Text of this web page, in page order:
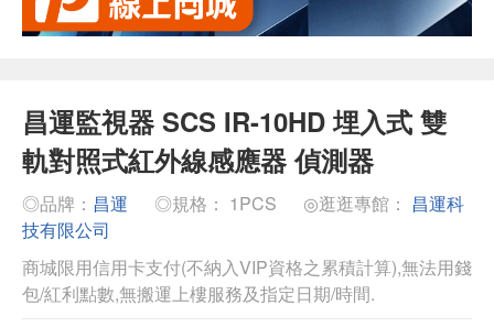
昌運監視器 SCS IR-10HD 埋入式 雙
軌對照式紅外線感應器 偵測器
◎品牌： 昌運 ◎規格： 1PCS ◎逛逛專館： 昌運科
技有限公司
商城限用信用卡支付(不納入VIP資格之累積計算),無法用錢
包/紅利點數,無搬運上樓服務及指定日期/時間.